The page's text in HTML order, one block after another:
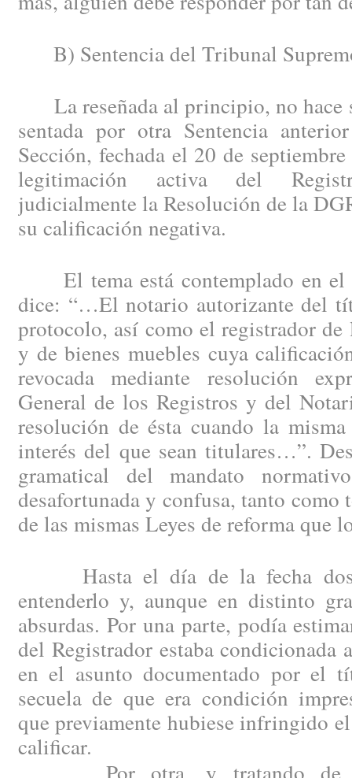
B) Sentencia del Tribunal
La reseñada al principio, no hace
sentada por otra Sentencia
Sección, fechada el 20 de
legitimación activa del
judicialmente la Resolución de la
su calificación negativa.
El tema está contemplado en el
dice: “…El notario autorizante del
protocolo, así como el registrador
y de bienes muebles cuya
revocada mediante resolución
General de los Registros y del
resolución de ésta cuando la
interés del que sean titulares…”.
gramatical del mandato
desafortunada y confusa, tanto como
de las mismas Leyes de reforma que
Hasta el día de la fecha dos
entenderlo y, aunque en distinto
absurdas. Por una parte, podía
del Registrador estaba condicionada
en el asunto documentado por el
secuela de que era condición
que previamente hubiese infringido el
calificar.
Por otra, y tratando de